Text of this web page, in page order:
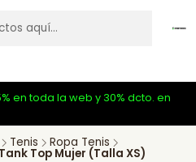
en toda la web y 30% dcto. en
Tenis Ropa Tenis
Top Mujer (Talla XS)